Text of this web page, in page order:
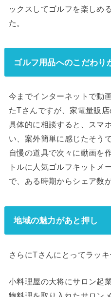
ックスしてゴルフを楽しめ
た。
ゴルフ用品へのこだわり
今までインターネットで動
たTさんですが、家電量販
具体的に相談すると、スマ
い、案外簡単に感じたそうで
自慢の道具で次々に動画を
トルに人気ゴルフキットメ
で、ある時期からシェア数
地域の魅力があと押し
さらにTさんにとってラッキ
小料理屋の大将にサロン起